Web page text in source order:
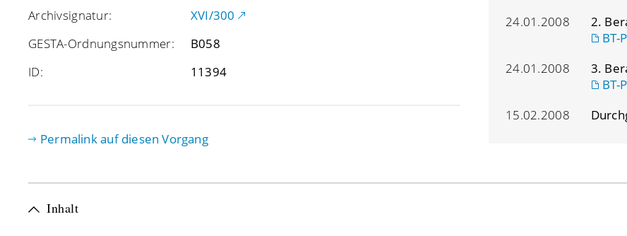
Archivsignatur:
XVI/300
GESTA-Ordnungsnummer:
B058
ID:
11394
Permalink auf diesen Vorgang
24.01.2008
2.
BT-
24.01.2008
3.
BT-
15.02.2008
Inhalt